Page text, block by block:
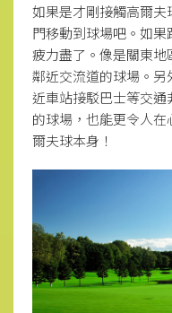
如果是才剛接觸高爾
門移動到球場吧。如
疲力盡了。像是關東
鄰近交流道的球場。
近車站接駁巴士等交
的球場，也能更令人
爾夫球本身！